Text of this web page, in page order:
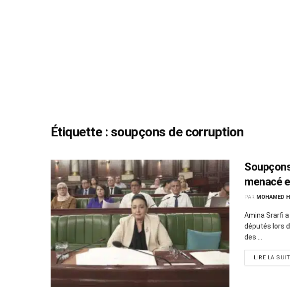
Étiquette : soupçons de corruption
menacé
ministre
l’ARP
PAR MOHAMED
Amina Srarfi
députés lors
des ...
LIRE LA